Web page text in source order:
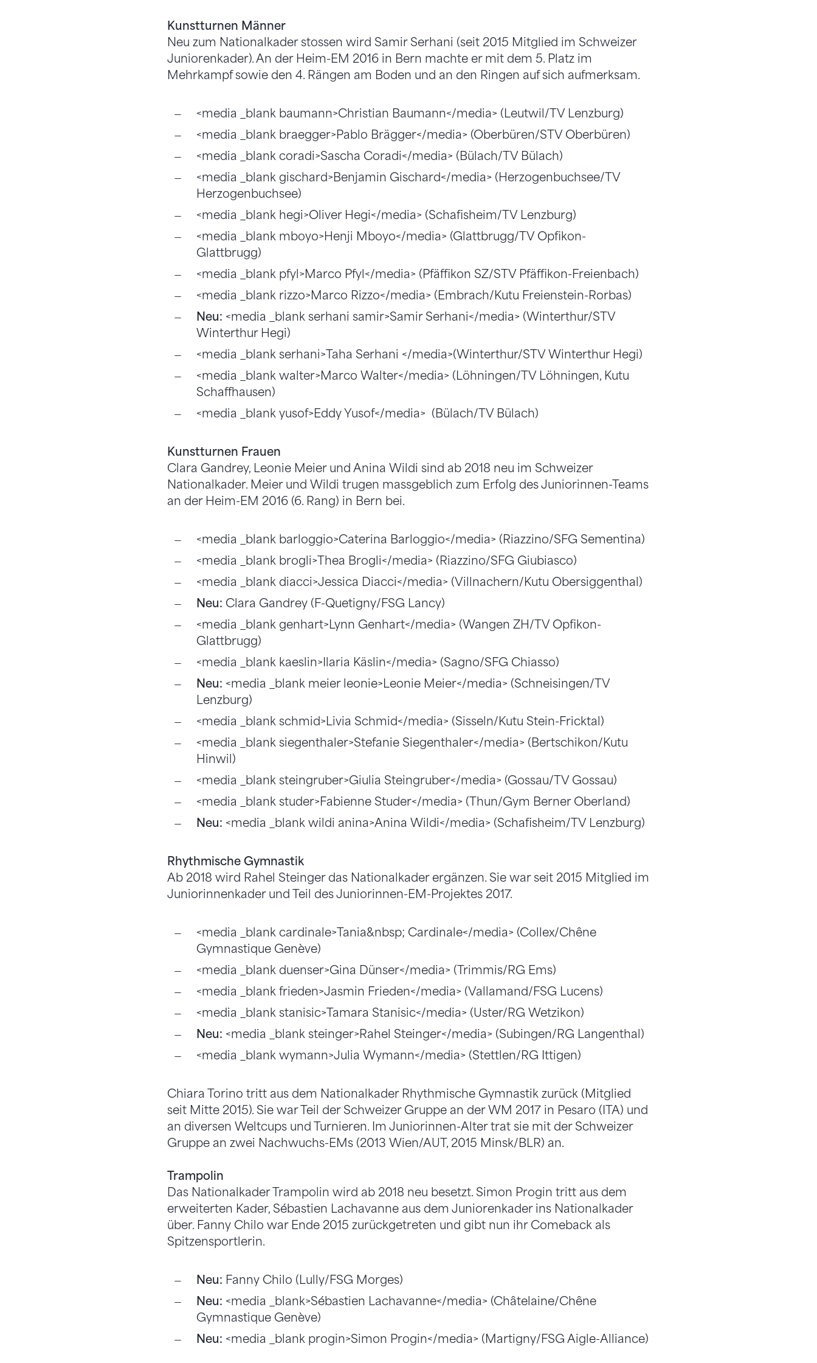
Kunstturnen Männer
Neu zum Nationalkader stossen wird Samir Serhani (seit 2015 Mitglied im Schweizer
Juniorenkader). An der Heim-EM 2016 in Bern machte er mit dem 5. Platz im
Mehrkampf sowie den 4. Rängen am Boden und an den Ringen auf sich aufmerksam.
<media _blank baumann>Christian Baumann</media> (Leutwil/TV Lenzburg)
<media _blank braegger>Pablo Brägger</media> (Oberbüren/STV Oberbüren)
<media _blank coradi>Sascha Coradi</media> (Bülach/TV Bülach)
<media _blank gischard>Benjamin Gischard</media> (Herzogenbuchsee/TV
Herzogenbuchsee)
<media _blank hegi>Oliver Hegi</media> (Schafisheim/TV Lenzburg)
<media _blank mboyo>Henji Mboyo</media> (Glattbrugg/TV Opfikon-
Glattbrugg)
<media _blank pfyl>Marco Pfyl</media> (Pfäffikon SZ/STV Pfäffikon-Freienbach)
<media _blank rizzo>Marco Rizzo</media> (Embrach/Kutu Freienstein-Rorbas)
Neu: <media _blank serhani samir>Samir Serhani</media> (Winterthur/STV
Winterthur Hegi)
<media _blank serhani>Taha Serhani </media>(Winterthur/STV Winterthur Hegi)
<media _blank walter>Marco Walter</media> (Löhningen/TV Löhningen, Kutu
Schaffhausen)
<media _blank yusof>Eddy Yusof</media> (Bülach/TV Bülach)
Kunstturnen Frauen
Clara Gandrey, Leonie Meier und Anina Wildi sind ab 2018 neu im Schweizer
Nationalkader. Meier und Wildi trugen massgeblich zum Erfolg des Juniorinnen-Teams
an der Heim-EM 2016 (6. Rang) in Bern bei.
<media _blank barloggio>Caterina Barloggio</media> (Riazzino/SFG Sementina)
<media _blank brogli>Thea Brogli</media> (Riazzino/SFG Giubiasco)
<media _blank diacci>Jessica Diacci</media> (Villnachern/Kutu Obersiggenthal)
Neu: Clara Gandrey (F-Quetigny/FSG Lancy)
<media _blank genhart>Lynn Genhart</media> (Wangen ZH/TV Opfikon-
Glattbrugg)
<media _blank kaeslin>Ilaria Käslin</media> (Sagno/SFG Chiasso)
Neu: <media _blank meier leonie>Leonie Meier</media> (Schneisingen/TV
Lenzburg)
<media _blank schmid>Livia Schmid</media> (Sisseln/Kutu Stein-Fricktal)
<media _blank siegenthaler>Stefanie Siegenthaler</media> (Bertschikon/Kutu
Hinwil)
<media _blank steingruber>Giulia Steingruber</media> (Gossau/TV Gossau)
<media _blank studer>Fabienne Studer</media> (Thun/Gym Berner Oberland)
Neu: <media _blank wildi anina>Anina Wildi</media> (Schafisheim/TV Lenzburg)
Rhythmische Gymnastik
Ab 2018 wird Rahel Steinger das Nationalkader ergänzen. Sie war seit 2015 Mitglied im
Juniorinnenkader und Teil des Juniorinnen-EM-Projektes 2017.
<media _blank cardinale>Tania&nbsp; Cardinale</media> (Collex/Chêne
Gymnastique Genève)
<media _blank duenser>Gina Dünser</media> (Trimmis/RG Ems)
<media _blank frieden>Jasmin Frieden</media> (Vallamand/FSG Lucens)
<media _blank stanisic>Tamara Stanisic</media> (Uster/RG Wetzikon)
Neu: <media _blank steinger>Rahel Steinger</media> (Subingen/RG Langenthal)
<media _blank wymann>Julia Wymann</media> (Stettlen/RG Ittigen)
Chiara Torino tritt aus dem Nationalkader Rhythmische Gymnastik zurück (Mitglied
seit Mitte 2015). Sie war Teil der Schweizer Gruppe an der WM 2017 in Pesaro (ITA) und
an diversen Weltcups und Turnieren. Im Juniorinnen-Alter trat sie mit der Schweizer
Gruppe an zwei Nachwuchs-EMs (2013 Wien/AUT, 2015 Minsk/BLR) an.
Trampolin
Das Nationalkader Trampolin wird ab 2018 neu besetzt. Simon Progin tritt aus dem
erweiterten Kader, Sébastien Lachavanne aus dem Juniorenkader ins Nationalkader
über. Fanny Chilo war Ende 2015 zurückgetreten und gibt nun ihr Comeback als
Spitzensportlerin.
Neu: Fanny Chilo (Lully/FSG Morges)
Neu: <media _blank>Sébastien Lachavanne</media> (Châtelaine/Chêne
Gymnastique Genève)
Neu: <media _blank progin>Simon Progin</media> (Martigny/FSG Aigle-Alliance)